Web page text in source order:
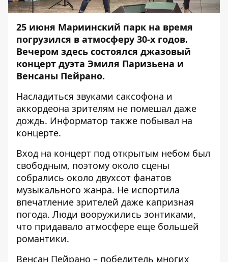
25 июня Мариинский парк на время
погрузился в атмосферу 30-х годов.
Вечером здесь состоялся джазовый
концерт дуэта Эмиля Паризьена и
Венсаны Пейрано.
Насладиться звуками саксофона и
аккордеона зрителям не помешал даже
дождь. Информатор также побывал на
концерте.
Вход на концерт под открытым небом был
свободным, поэтому около сцены
собрались около двухсот фанатов
музыкального жанра. Не испортила
впечатление зрителей даже капризная
погода. Люди вооружились зонтиками,
что придавало атмосфере еще большей
романтики.
Венсан Пейрано – победитель многих